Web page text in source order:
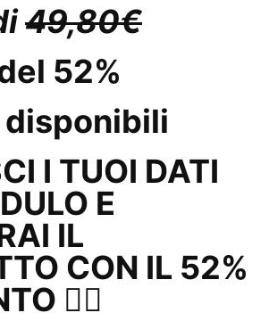
49,80€
52%
I TUOI DATI
E
IL
CON IL 52%
👇🏼